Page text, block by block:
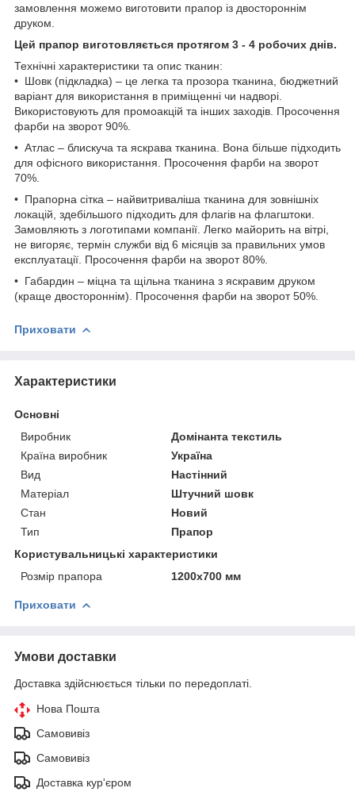
замовлення можемо виготовити прапор із двостороннім
друком.
Цей прапор виготовляється протягом 3 - 4 робочих днів.
Технічні характеристики та опис тканин:
• Шовк (підкладка) – це легка та прозора тканина, бюджетний
варіант для використання в приміщенні чи надворі.
Використовують для промоакцій та інших заходів. Просочення
фарби на зворот 90%.
• Атлас – блискуча та яскрава тканина. Вона більше підходить
для офісного використання. Просочення фарби на зворот
70%.
• Прапорна сітка – найвитриваліша тканина для зовнішніх
локацій, здебільшого підходить для флагів на флагштоки.
Замовляють з логотипами компанії. Легко майорить на вітрі,
не вигоряє, термін служби від 6 місяців за правильних умов
експлуатації. Просочення фарби на зворот 80%.
• Габардин – міцна та щільна тканина з яскравим друком
(краще двостороннім). Просочення фарби на зворот 50%.
Приховати
Характеристики
Основні
Виробник
Домінанта текстиль
Країна виробник
Україна
Вид
Настінний
Матеріал
Штучний шовк
Стан
Новий
Тип
Прапор
Користувальницькі характеристики
Розмір прапора
1200х700 мм
Приховати
Умови доставки
Доставка здійснюється тільки по передоплаті.
Нова Пошта
Самовивіз
Самовивіз
Доставка кур'єром